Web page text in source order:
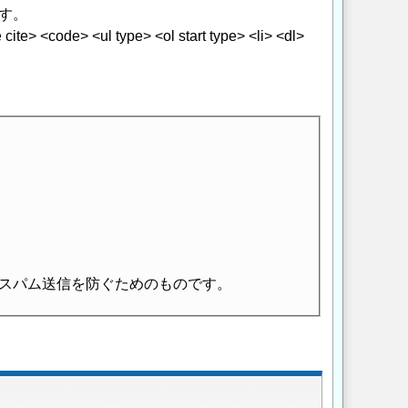
。
<code> <ul type> <ol start type> <li> <dl>
ム送信を防ぐためのものです。